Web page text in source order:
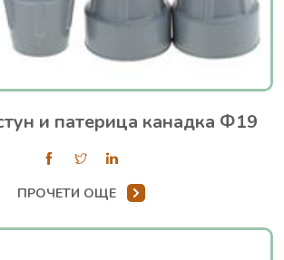
и патерица канадка Ф19
ПРОЧЕТИ ОЩЕ